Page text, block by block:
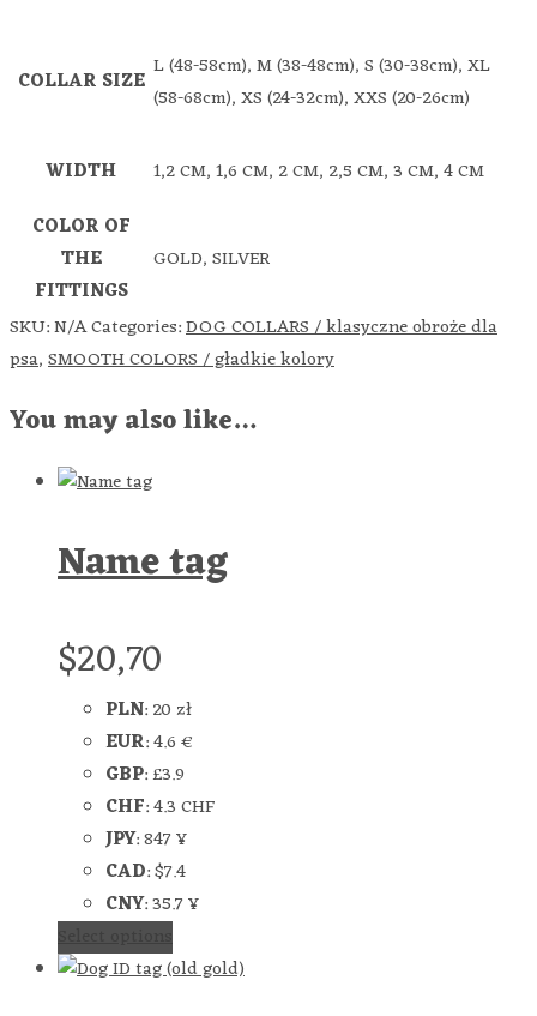
COLLAR SIZE L (48-58cm), M (38-48cm), S (30-38cm), XL
(58-68cm), XS (24-32cm), XXS (20-26cm)
WIDTH
1,2 CM, 1,6 CM, 2 CM, 2,5 CM, 3 CM, 4 CM
COLOR OF
THE
FITTINGS
GOLD, SILVER
SKU:N/ACategories:DOG COLLARS / klasyczne obroże dla
psa,SMOOTH COLORS / gładkie kolory
You may also like…
Name tag
$20,70
PLN:20 zł
EUR:4.6 €
GBP:£3.9
CHF:4.3 CHF
JPY:847 ¥
CAD:$7.4
CNY:35.7 ¥